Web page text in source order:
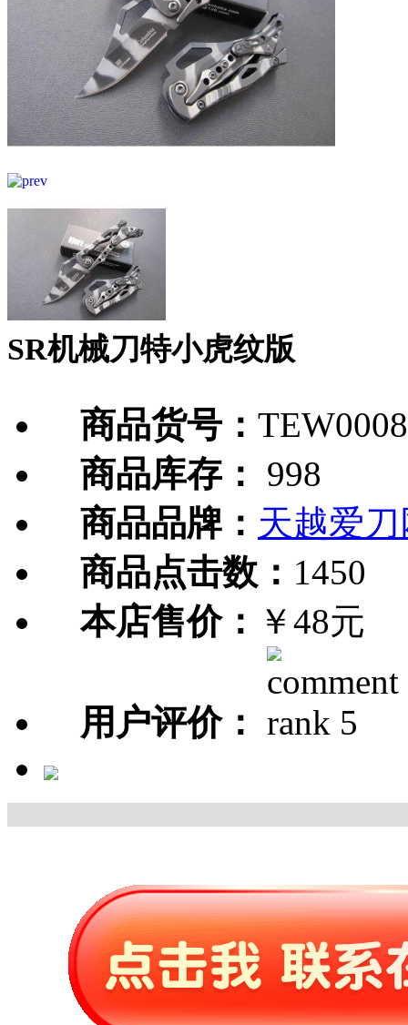
SR机械刀特小虎纹版
商品货号：
商品库存：
998
商品品牌： 天越爱
商品点击数： 1450
本店售价： ￥48元
用户评价：